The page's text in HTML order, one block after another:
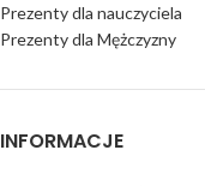
Prezenty dla nauczyciela
Prezenty dla Mężczyzny
INFORMACJE